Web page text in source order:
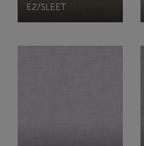
E2/SLEET